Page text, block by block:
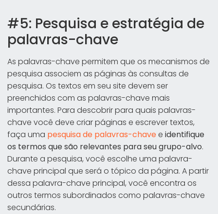
#5: Pesquisa e estratégia de
palavras-chave
As palavras-chave permitem que os mecanismos de
pesquisa associem as páginas às consultas de
pesquisa. Os textos em seu site devem ser
preenchidos com as palavras-chave mais
importantes. Para descobrir para quais palavras-
chave você deve criar páginas e escrever textos,
faça uma pesquisa de palavras-chavee identifique
os termos que são relevantes para seu grupo-alvo.
Durante a pesquisa, você escolhe uma palavra-
chave principal que será o tópico da página. A partir
dessa palavra-chave principal, você encontra os
outros termos subordinados como palavras-chave
secundárias.